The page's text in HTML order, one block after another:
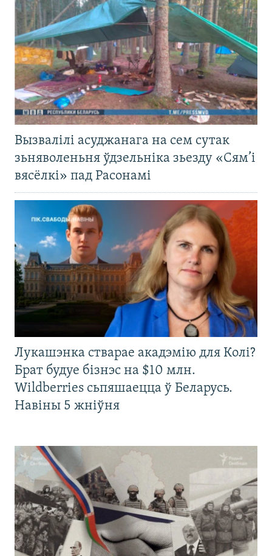
Вызвалілі асуджанага на сем сутак
зьняволеньня ўдзельніка зьезду «Сям’і
вясёлкі» пад Расонамі
Лукашэнка стварае акадэмію для Колі?
Брат будуе бізнэс на $10 млн.
Wildberries сьпяшаецца ў Беларусь.
Навіны 5 жніўня